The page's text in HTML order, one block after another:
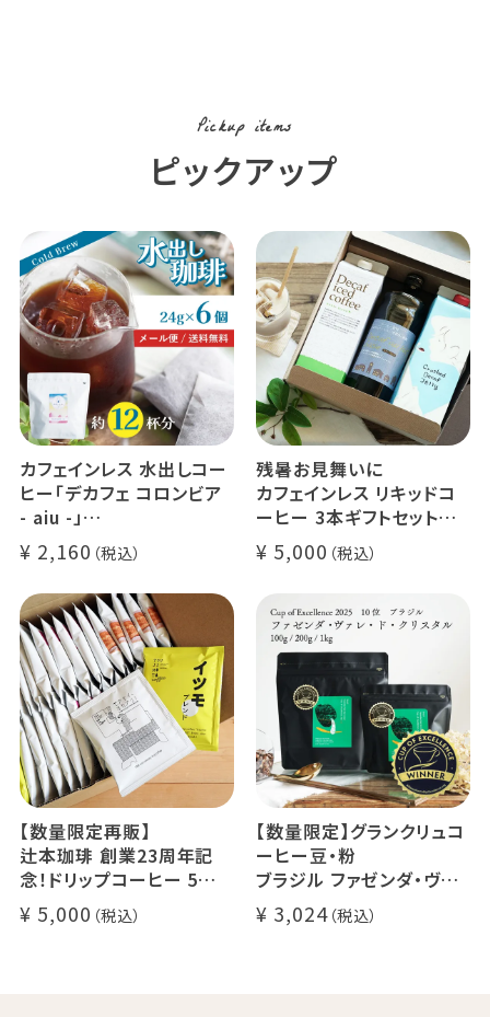
Pickup items
ピックアップ
カフェインレス 水出しコー
ヒー「デカフェ コロンビア
- aiu -」
24g×6個（約12杯分）
マウンテンウォータープロ
セス カフェインレスコーヒ
ー豆100%使用 メール便
でお届け
2,160
残暑お見舞いに
カフェインレス リキッドコ
ーヒー 3本ギフトセット
クラッシュド デカフェ ゼリ
ー 1本
デカフェ オレベース【無
糖】1本
デカフェ アイスコーヒー 1
5,000
【数量限定再販】
辻本珈琲 創業23周年記
念！ドリップコーヒー 5種
50杯セット
アニバーサリーブレンド（コ
5,000
【数量限定】グランクリュコ
ーヒー豆・粉
ブラジル ファゼンダ・ヴァ
レ・ド・クリスタル（100g /
200g / 1kg）
3,024